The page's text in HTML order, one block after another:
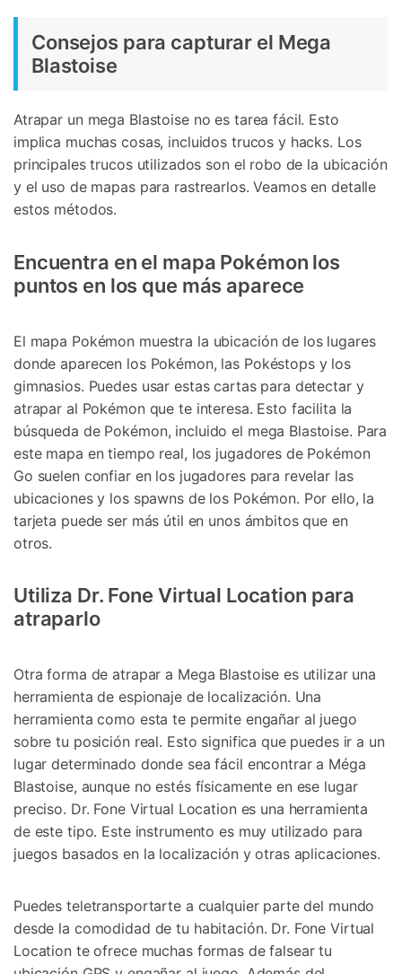
Consejos para capturar el Mega
Blastoise
Atrapar un mega Blastoise no es tarea fácil. Esto
implica muchas cosas, incluidos trucos y hacks. Los
principales trucos utilizados son el robo de la ubicación
y el uso de mapas para rastrearlos. Veamos en detalle
estos métodos.
Encuentra en el mapa Pokémon los
puntos en los que más aparece
El mapa Pokémon muestra la ubicación de los lugares
donde aparecen los Pokémon, las Pokéstops y los
gimnasios. Puedes usar estas cartas para detectar y
atrapar al Pokémon que te interesa. Esto facilita la
búsqueda de Pokémon, incluido el mega Blastoise. Para
este mapa en tiempo real, los jugadores de Pokémon
Go suelen confiar en los jugadores para revelar las
ubicaciones y los spawns de los Pokémon. Por ello, la
tarjeta puede ser más útil en unos ámbitos que en
otros.
Utiliza Dr. Fone Virtual Location para
atraparlo
Otra forma de atrapar a Mega Blastoise es utilizar una
herramienta de espionaje de localización. Una
herramienta como esta te permite engañar al juego
sobre tu posición real. Esto significa que puedes ir a un
lugar determinado donde sea fácil encontrar a Méga
Blastoise, aunque no estés físicamente en ese lugar
preciso. Dr. Fone Virtual Location es una herramienta
de este tipo. Este instrumento es muy utilizado para
juegos basados en la localización y otras aplicaciones.
Puedes teletransportarte a cualquier parte del mundo
desde la comodidad de tu habitación. Dr. Fone Virtual
Location te ofrece muchas formas de falsear tu